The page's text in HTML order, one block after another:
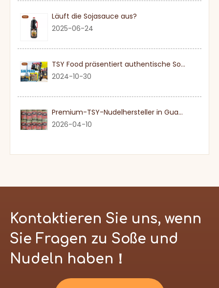
Läuft die Sojasauce aus?
2025-06-24
TSY Food präsentiert authentische Sojasauce auf der SIAL PARIS 2024
2024-10-30
Premium-TSY-Nudelhersteller in Guangdong
2026-04-10
Kontaktieren Sie uns, wenn
Sie Fragen zu Soße und
Nudeln haben！